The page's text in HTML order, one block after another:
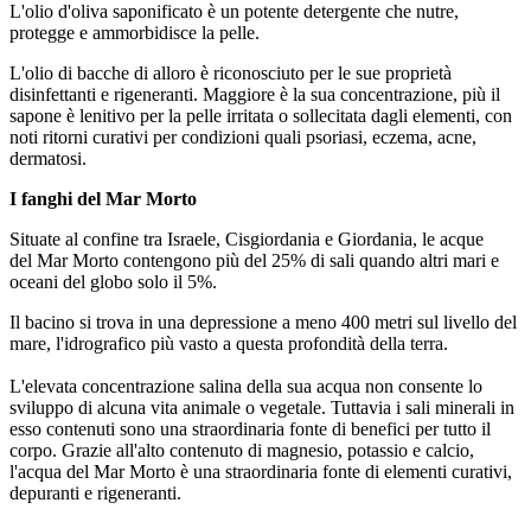
L'olio d'oliva saponificato è un potente detergente che nutre,
protegge e ammorbidisce la pelle.
L'olio di bacche di alloro è riconosciuto per le sue proprietà
disinfettanti e rigeneranti. Maggiore è la sua concentrazione, più il
sapone è lenitivo per la pelle irritata o sollecitata dagli elementi, con
noti ritorni curativi per condizioni quali psoriasi, eczema, acne,
dermatosi.
I fanghi del Mar Morto
Situate al confine tra Israele, Cisgiordania e Giordania, le acque
del Mar Morto contengono più del 25% di sali quando altri mari e
oceani del globo solo il 5%.
Il bacino si trova in una depressione a meno 400 metri sul livello del
mare, l'idrografico più vasto a questa profondità della terra.
L'elevata concentrazione salina della sua acqua non consente lo
sviluppo di alcuna vita animale o vegetale. Tuttavia i sali minerali in
esso contenuti sono una straordinaria fonte di benefici per tutto il
corpo. Grazie all'alto contenuto di magnesio, potassio e calcio,
l'acqua del Mar Morto è una straordinaria fonte di elementi curativi,
depuranti e rigeneranti.